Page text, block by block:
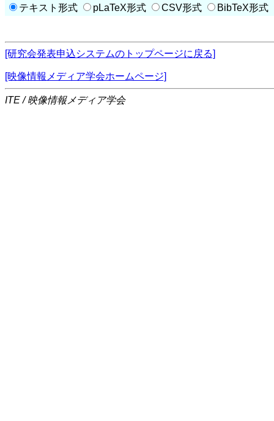
テキスト形式
pLaTeX形式 CSV形式 BibTeX形式
[研究会発表申込システムのトップページに戻る]
[映像情報メディア学会ホームページ]
ITE / 映像情報メディア学会